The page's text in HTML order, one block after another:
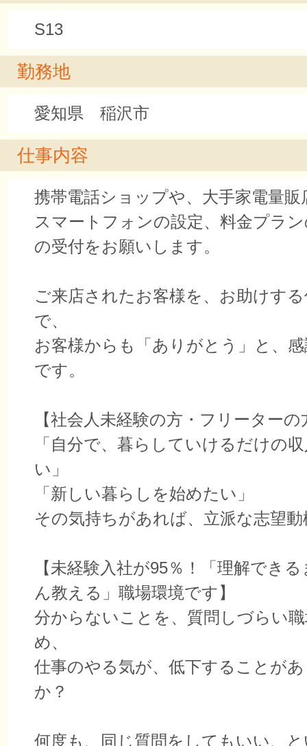
S13
勤務地
愛知県 稲沢市
仕事内容
携帯電話ショップや、大手家電量販
スマートフォンの設定、料金プラ
の受付をお願いします。
ご来店されたお客様を、お助けす
で、
お客様からも「ありがとう」と、
です。
【社会人未経験の方・フリーター
「自分で、暮らしていけるだけの
い」
「新しい暮らしを始めたい」
その気持ちがあれば、立派な志望
【未経験入社が95％！「理解でき
ん教える」職場環境です】
分からないことを、質問しづらい
め、
仕事のやる気が、低下することが
か？
何度も、同じ質問をしてもいい、